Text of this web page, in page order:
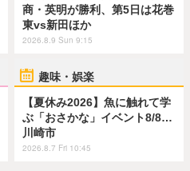
商・英明が勝利、第5日は花巻
東vs新田ほか
2026.8.9 Sun 9:15
趣味・娯楽
【夏休み2026】魚に触れて学
ぶ「おさかな」イベント8/8…
川崎市
2026.8.7 Fri 10:45